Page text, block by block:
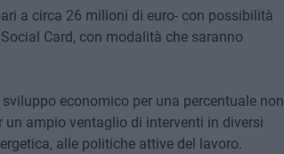
a circa 26 milioni di euro- con possibilità
Card, con modalità che saranno
economico per una percentuale non
ampio ventaglio di interventi in diversi
alle politiche attive del lavoro.